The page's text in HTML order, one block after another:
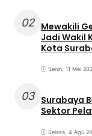
02 Mewakili
Jadi Wakil
Kota
Senin, 11 Mei
03 Surabaya
Sektor
Selasa, 4 Agu